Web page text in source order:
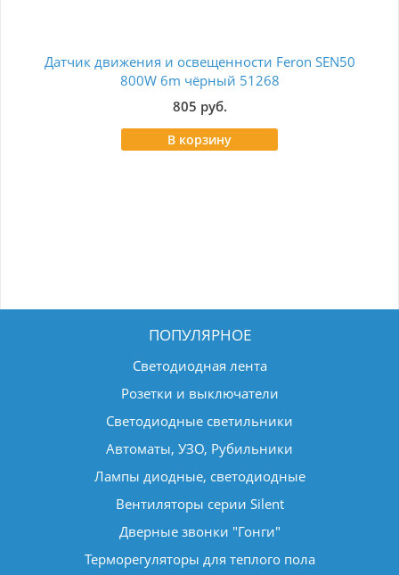
Датчик движения и освещенности Feron SEN50
800W 6m чёрный 51268
805 руб.
В корзину
ПОПУЛЯРНОЕ
Светодиодная лента
Розетки и выключатели
Светодиодные светильники
Автоматы, УЗО, Рубильники
Лампы диодные, светодиодные
Вентиляторы серии Silent
Дверные звонки "Гонги"
Терморегуляторы для теплого пола